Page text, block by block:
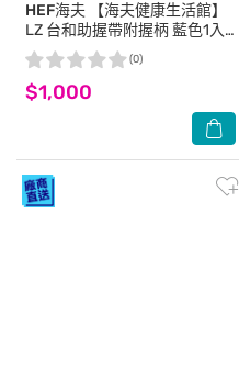
HEF海夫 【海夫健康生活館】
LZ 台和助握帶附握柄 藍色1入
(B0171)
$1,000
(0)